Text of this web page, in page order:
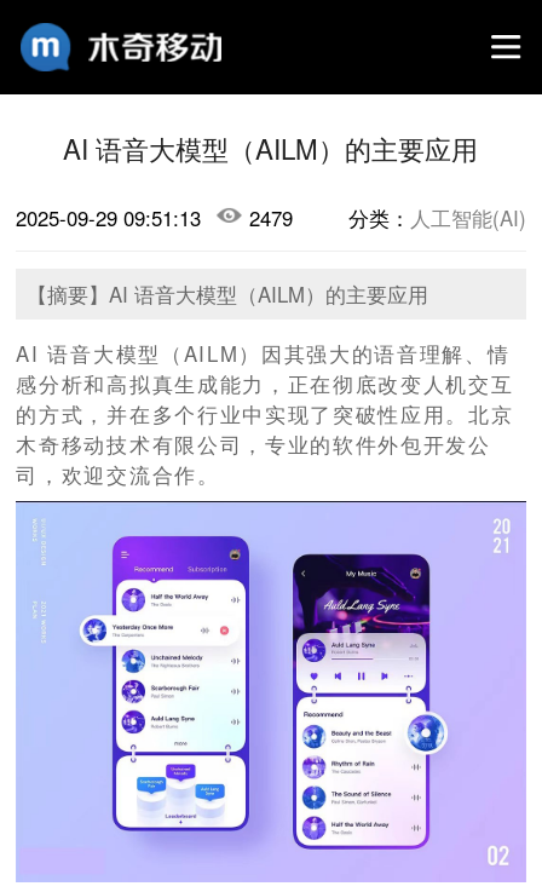
AI 语音大模型（AILM）的主要应用
2025-09-29 09:51:13 2479 分类： 人工智能(AI)
【摘要】​AI 语音大模型（AILM）的主要应用
AI 语音大模型（AILM）因其强大的语音理解、情
感分析和高拟真生成能力，正在彻底改变人机交互
的方式，并在多个行业中实现了突破性应用。北京
木奇移动技术有限公司，专业的软件外包开发公
司，欢迎交流合作。